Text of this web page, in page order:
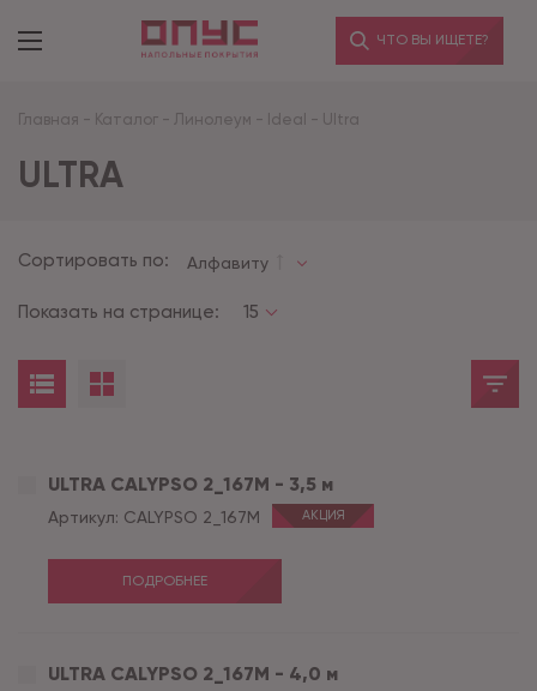
ЧТО ВЫ ИЩЕТЕ?
Главная - Каталог - Линолеум - Ideal - Ultra
ULTRA
Сортировать по: Алфавиту
Показать на странице: 15
ULTRA CALYPSO 2_167M - 3,5 м
Артикул: CALYPSO 2_167M АКЦИЯ
ПОДРОБНЕЕ
ULTRA CALYPSO 2_167M - 4,0 м